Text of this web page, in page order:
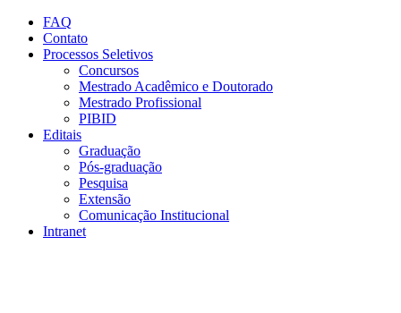
Conteúdo principal
FAQ
Contato
Processos Seletivos
Concursos
Mestrado Acadêmico e Doutorado
Mestrado Profissional
PIBID
Editais
Graduação
Pós-graduação
Pesquisa
Extensão
Comunicação Institucional
Intranet